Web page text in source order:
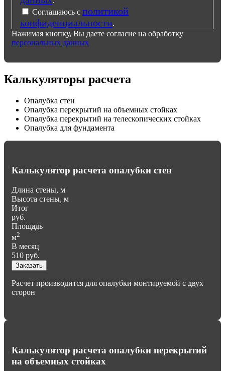
Соглашаюсь с политикой
конфиденциальности.
Нажимая кнопку, Вы даете согласие на обработку
персональных данных
Калькуляторы расчета
Опалубка стен
Опалубка перекрытий на объемных стойках
Опалубка перекрытий на телескопических стойках
Опалубка для фундамента
Калькулятор расчета опалубки стен
Длина стены, м
Высота стены, м
Итог
руб.
Площадь
м2
В месяц
510 руб.
Заказать
Расчет производится для опалубки монтируемой с двух
сторон
Калькулятор расчета опалубки перекрытий
на объемных стойках